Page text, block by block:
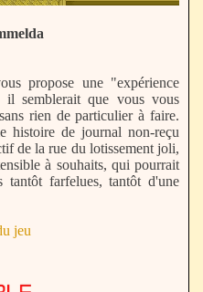
propose une "expérience
il semblerait que vous vous
rien de particulier à faire.
histoire de journal non-reçu
de la rue du lotissement joli,
à souhaits, qui pourrait
tantôt farfelues, tantôt d'une
jeu